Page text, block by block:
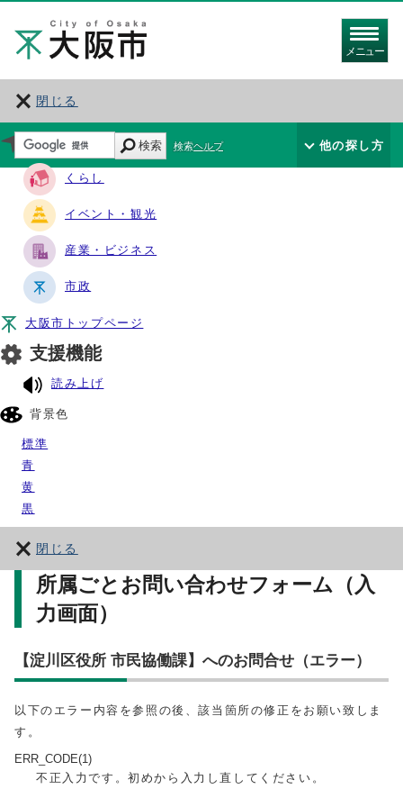
メニュー
閉じる
サイト・ナビ
くらし
イベント・観光
産業・ビジネス
市政
大阪市トップページ
支援機能
読み上げ
背景色
標準
青
黄
黒
閉じる
検索 検索ヘルプ 他の探し方
所属ごとお問い合わせフォーム（入
力画面）
【淀川区役所 市民協働課】へのお問合せ（エラー）
以下のエラー内容を参照の後、該当箇所の修正をお願い致しま
す。
ERR_CODE(1)
不正入力です。初めから入力し直してください。